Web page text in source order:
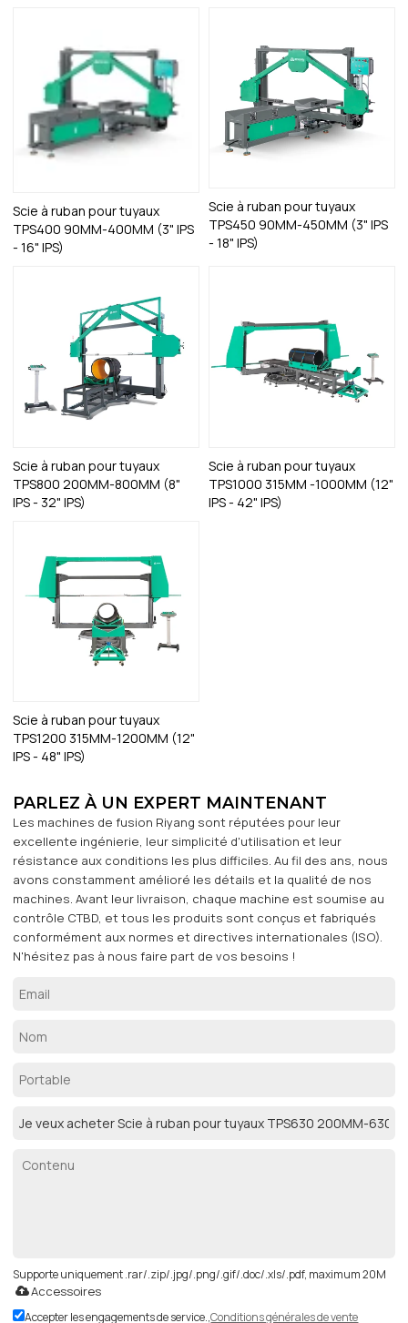
Scie à ruban pour tuyaux
TPS400 90MM-400MM (3" IPS
- 16" IPS)
Scie à ruban pour tuyaux
TPS450 90MM-450MM (3" IPS
- 18" IPS)
Scie à ruban pour tuyaux
TPS800 200MM-800MM (8"
IPS - 32" IPS)
Scie à ruban pour tuyaux
TPS1000 315MM -1000MM (12"
IPS - 42" IPS)
Scie à ruban pour tuyaux
TPS1200 315MM-1200MM (12"
IPS - 48" IPS)
PARLEZ À UN EXPERT MAINTENANT
Les machines de fusion Riyang sont réputées pour leur
excellente ingénierie, leur simplicité d'utilisation et leur
résistance aux conditions les plus difficiles. Au fil des ans, nous
avons constamment amélioré les détails et la qualité de nos
machines. Avant leur livraison, chaque machine est soumise au
contrôle CTBD, et tous les produits sont conçus et fabriqués
conformément aux normes et directives internationales (ISO).
N'hésitez pas à nous faire part de vos besoins !
Supporte uniquement .rar/.zip/.jpg/.png/.gif/.doc/.xls/.pdf, maximum 20M
Accessoires
Accepter les engagements de service.,Conditions générales de vente